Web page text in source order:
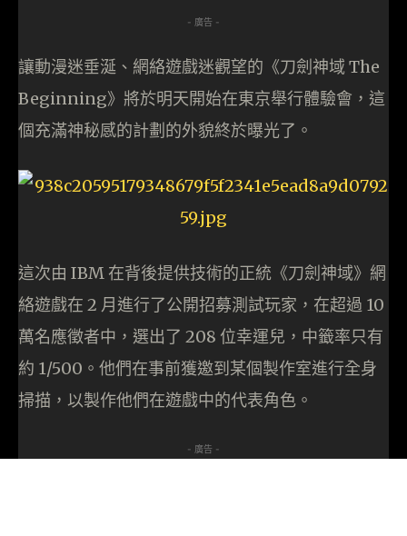
- 廣告 -
讓動漫迷垂涎、網絡遊戲迷觀望的《刀劍神域 The
Beginning》將於明天開始在東京舉行體驗會，這
個充滿神秘感的計劃的外貌終於曝光了。
這次由 IBM 在背後提供技術的正統《刀劍神域》網
絡遊戲在 2 月進行了公開招募測試玩家，在超過 10
萬名應徵者中，選出了 208 位幸運兒，中籤率只有
約 1/500。他們在事前獲邀到某個製作室進行全身
掃描，以製作他們在遊戲中的代表角色。
- 廣告 -